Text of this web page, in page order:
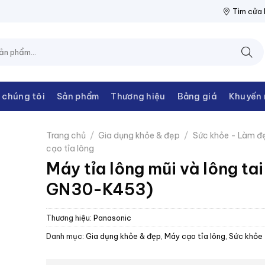
THANH CHÂU NPPTìm cửa
chúng tôi Sản phẩm Thương hiệu Bảng giá Khuyến
Trang chủ / Gia dụng khỏe & đẹp / Sức khỏe - Làm
cạo tỉa lông
Máy tỉa lông mũi và lông
GN30-K453)
Thương hiệu: Panasonic
Danh mục: Gia dụng khỏe & đẹp Máy cạo tỉa lông Sức